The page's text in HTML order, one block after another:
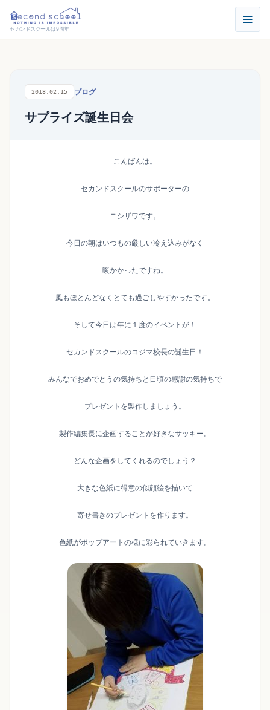
セカンドスクールは9周年
2018.02.15 ブログ
サプライズ誕生日会
こんばんは。
セカンドスクールのサポーターの
ニシザワです。
今日の朝はいつもの厳しい冷え込みがなく
暖かかったですね。
風もほとんどなくとても過ごしやすかったです。
そして今日は年に１度のイベントが！
セカンドスクールのコジマ校長の誕生日！
みんなでおめでとうの気持ちと日頃の感謝の気持ちで
プレゼントを製作しましょう。
製作編集長に企画することが好きなサッキー。
どんな企画をしてくれるのでしょう？
大きな色紙に得意の似顔絵を描いて
寄せ書きのプレゼントを作ります。
色紙がポップアートの様に彩られていきます。